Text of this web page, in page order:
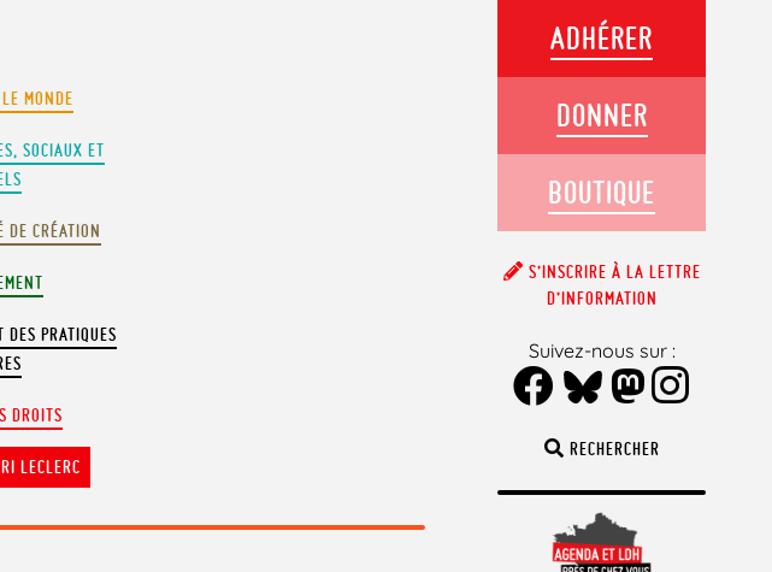
MONDE
SOCIAUX ET
CRÉATION
DES PRATIQUES
DROITS
LECLERC
RECHERCHER
ADHÉRER
DONNER
BOUTIQUE
S’INSCRIRE À LA LETTRE
D’INFORMATION
Suivez-nous sur :